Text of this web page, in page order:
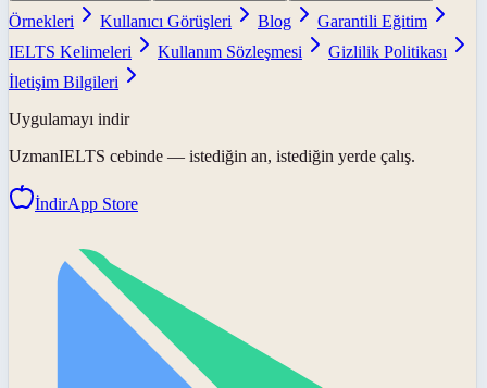
Örnekleri
Kullanıcı Görüşleri Blog
Garantili Eğitim
IELTS Kelimeleri
Kullanım Sözleşmesi
Gizlilik Politikası
İletişim Bilgileri
Uygulamayı indir
UzmanIELTS cebinde — istediğin an, istediğin yerde çalış.
İndirApp Store